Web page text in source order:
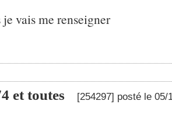
vais me renseigner
et toutes
[254297] posté le